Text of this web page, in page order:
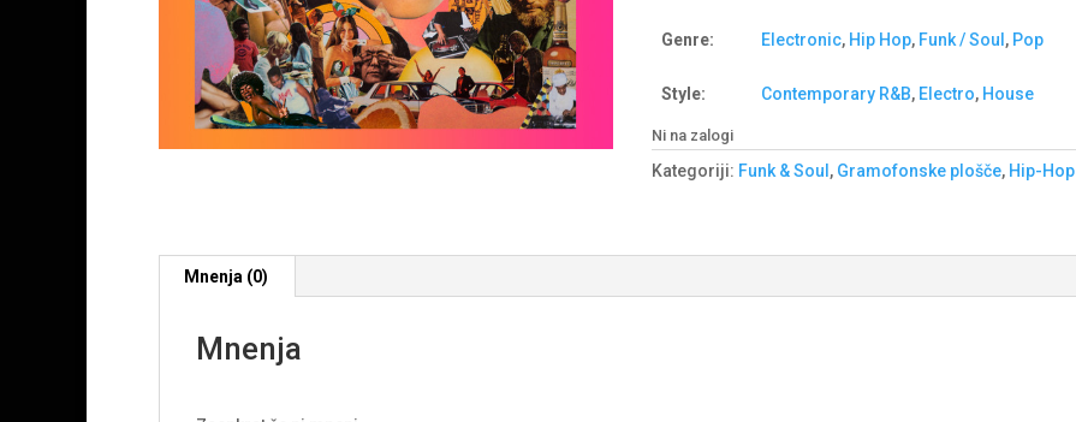
Genre: Electronic, Hip Hop, Funk / Soul , Pop
Style: Contemporary R&B, Electro, House
Ni na zalogi
Kategoriji: Funk & Soul , Gramofonske plošče, Hip-Hop
Mnenja (0)
Mnenja